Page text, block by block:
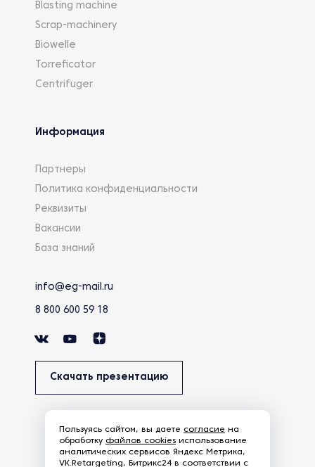
Blasting machine
Scrap-machinery
Biowelle
Torreficator
Centrifuger
Информация
Партнеры
Политика конфиденциальности
Реквизиты
Вакансии
База знаний
info@eg-mail.ru
8 800 600 59 18
Скачать презентацию
Пользуясь сайтом, вы даете согласие на
обработку файлов cookies использование
аналитических сервисов Яндекс Метрика,
VK.Retargeting, Битрикс24 в соответствии с